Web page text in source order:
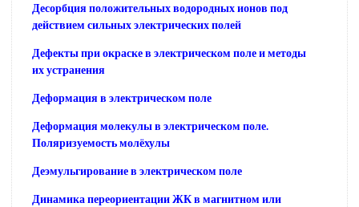
Десорбция положительных водородных ионов под
действием сильных электрических полей
Дефекты при окраске в электрическом поле и методы
их устранения
Деформация в электрическом поле
Деформация молекулы в электрическом поле.
Поляризуемость молёхулы
Деэмульгирование в электрическом поле
Динамика переориентации ЖК в магнитном или